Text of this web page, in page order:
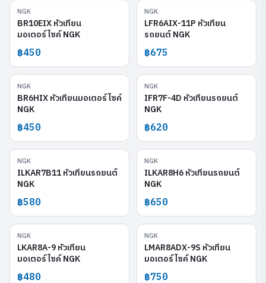
NGK
BR10EIX หัวเทียน
มอเตอร์ไซค์ NGK
฿450
NGK
LFR6AIX-11P หัวเทียน
รถยนต์ NGK
฿675
NGK
BR6HIX หัวเทียนมอเตอร์ไซค์
NGK
฿450
NGK
IFR7F-4D หัวเทียนรถยนต์
NGK
฿620
NGK
ILKAR7B11 หัวเทียนรถยนต์
NGK
฿580
NGK
ILKAR8H6 หัวเทียนรถยนต์
NGK
฿650
NGK
LKAR8A-9 หัวเทียน
มอเตอร์ไซค์ NGK
฿480
NGK
LMAR8ADX-9S หัวเทียน
มอเตอร์ไซค์ NGK
฿750